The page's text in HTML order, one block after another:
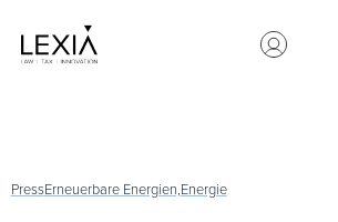
PressErneuerbare Energien,Energie